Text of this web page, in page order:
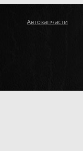
Автозапчасти